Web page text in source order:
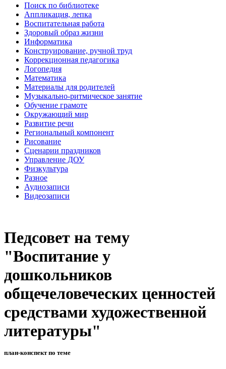
Поиск по библиотеке
Аппликация, лепка
Воспитательная работа
Здоровый образ жизни
Информатика
Конструирование, ручной труд
Коррекционная педагогика
Логопедия
Математика
Материалы для родителей
Музыкально-ритмическое занятие
Обучение грамоте
Окружающий мир
Развитие речи
Региональный компонент
Рисование
Сценарии праздников
Управление ДОУ
Физкультура
Разное
Аудиозаписи
Видеозаписи
Педсовет на тему
"Воспитание у
дошкольников
общечеловеческих ценностей
средствами художественной
литературы"
план-конспект по теме